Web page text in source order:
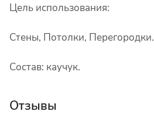
Цель использования:
Стены, Потолки, Перегородки.
Состав: каучук.
Отзывы